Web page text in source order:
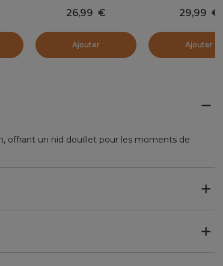
Multicolore
26,99 €
Ajouter
Multicolore
29,99 €
Ajouter
offrant un nid douillet pour les moments de